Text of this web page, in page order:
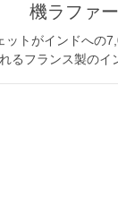
機ラファ
ットがインドへの
るフランス製の